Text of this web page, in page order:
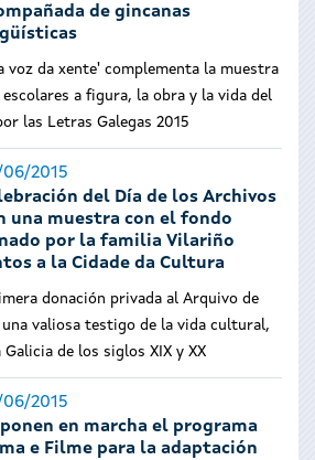
de gincanas
voz da xente' complementa la muestra
a figura, la obra y la vida del
las Letras Galegas 2015
2015
del Día de los Archivos
una muestra con el fondo
por la familia Vilariño
a la Cidade da Cultura
donación privada al Arquivo de
valiosa testigo de la vida cultural,
de los siglos XIX y XX
2015
ponen en marcha el programa
e Filme para la adaptación